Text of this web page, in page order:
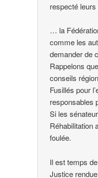
respecté
… la
comme les
demander de
Rappelons
conseils
Fusillés pour
responsables
Si les
Réhabilitation
foulée.
Il est temps
Justice